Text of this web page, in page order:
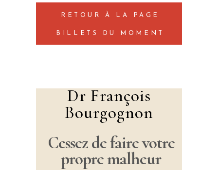
RETOUR À LA PAGE
BILLETS DU MOMENT
Dr François
Bourgognon
Cessez de faire votre
propre malheur